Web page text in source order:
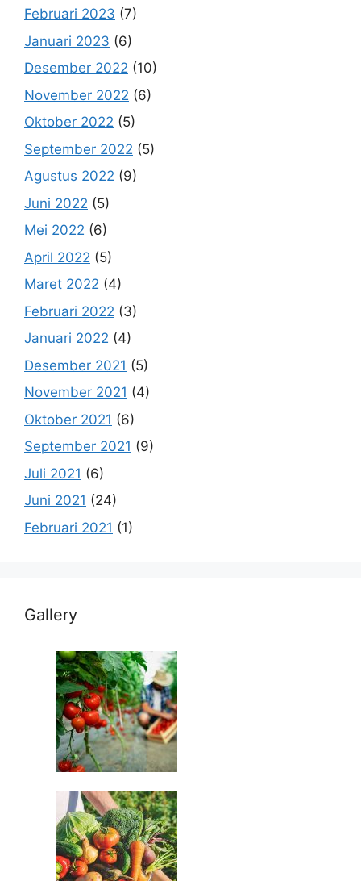
Februari 2023 (7)
Januari 2023 (6)
Desember 2022 (10)
November 2022 (6)
Oktober 2022 (5)
September 2022 (5)
Agustus 2022 (9)
Juni 2022 (5)
Mei 2022 (6)
April 2022 (5)
Maret 2022 (4)
Februari 2022 (3)
Januari 2022 (4)
Desember 2021 (5)
November 2021 (4)
Oktober 2021 (6)
September 2021 (9)
Juli 2021 (6)
Juni 2021 (24)
Februari 2021 (1)
Gallery